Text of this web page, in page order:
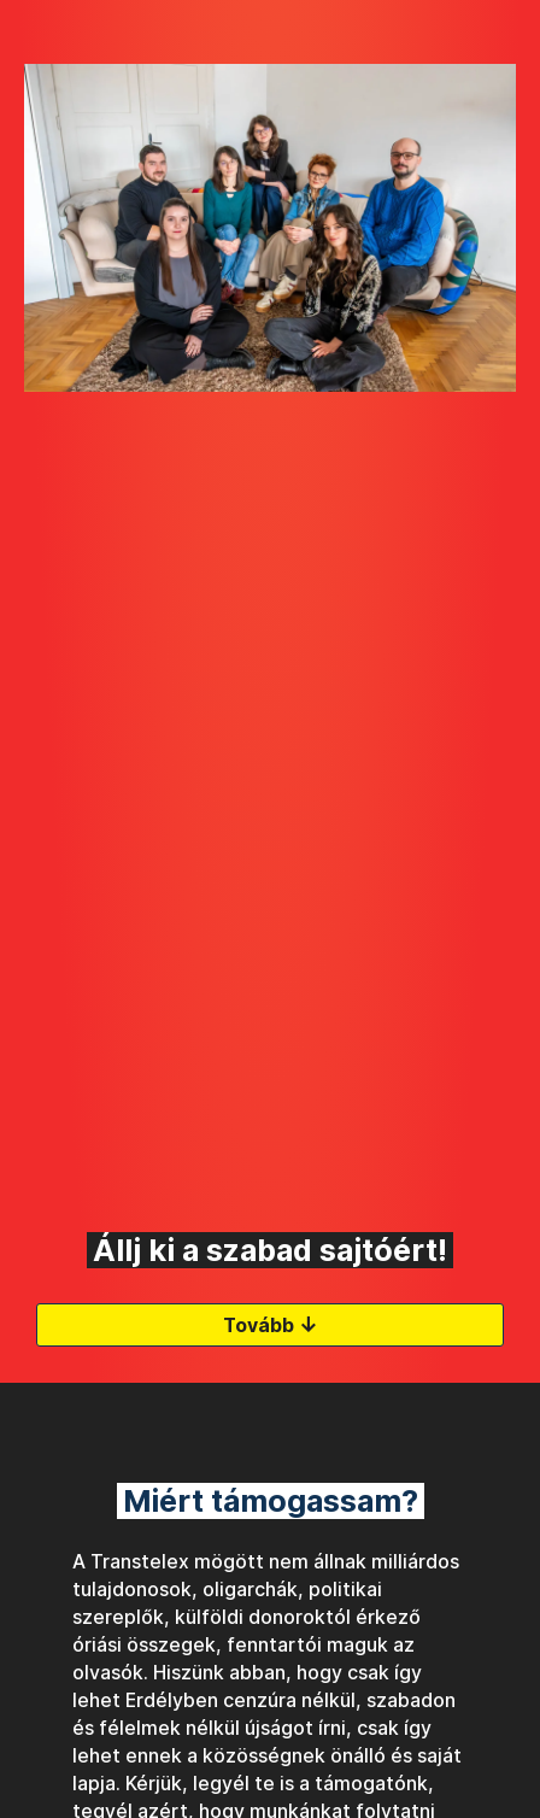
Állj ki a szabad sajtóért!
Tovább ↓
Miért támogassam?
A Transtelex mögött nem állnak milliárdos
tulajdonosok, oligarchák, politikai
szereplők, külföldi donoroktól érkező
óriási összegek, fenntartói maguk az
olvasók. Hiszünk abban, hogy csak így
lehet Erdélyben cenzúra nélkül, szabadon
és félelmek nélkül újságot írni, csak így
lehet ennek a közösségnek önálló és saját
lapja. Kérjük, legyél te is a támogatónk,
tegyél azért, hogy munkánkat folytatni